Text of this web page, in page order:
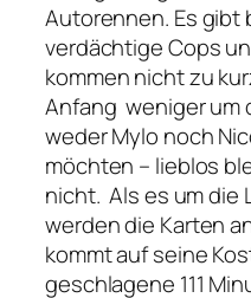
Autorennen. Es gibt
verdächtige Cops
kommen nicht zu
Anfang weniger um
weder Mylo noch
möchten – lieblos
nicht. Als es um die
werden die Karten
kommt auf seine
geschlagene 111